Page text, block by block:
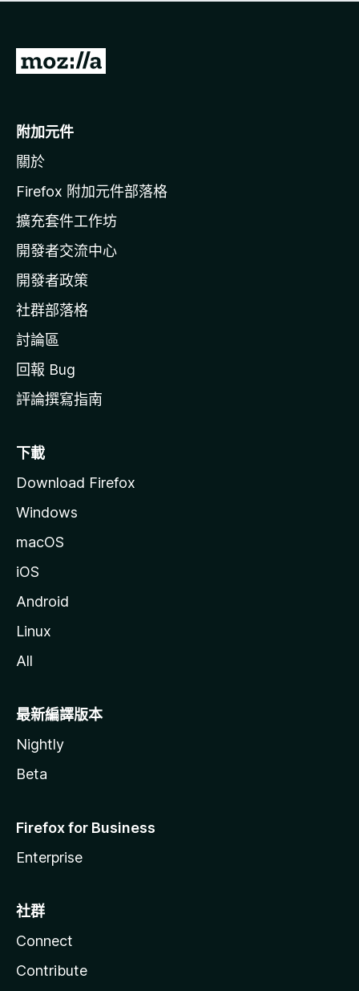
有
前
o
i
l
a
官
網
附加元件
關於
Firefox 附加元件部落格
擴充套件工作坊
開發者交流中心
開發者政策
社群部落格
討論區
回報 Bug
評論撰寫指南
下載
Download Firefox
Windows
macOS
iOS
Android
Linux
All
最新編譯版本
Nightly
Beta
Firefox for Business
Enterprise
社群
Connect
Contribute